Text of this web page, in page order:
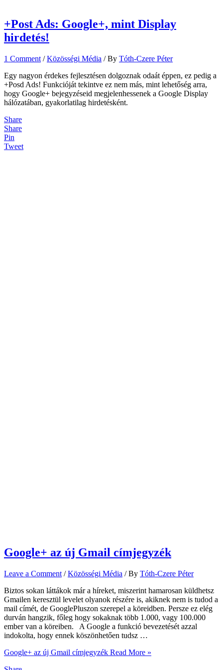
+Post Ads: Google+, mint Display
hirdetés!
1 Comment /Közösségi Média / By Tóth-Czere Péter
Egy nagyon érdekes fejlesztésen dolgoznak odaát éppen, ez pedig a
+Posd Ads! Funkcióját tekintve ez nem más, mint lehetőség arra,
hogy Google+ bejegyzéseid megjelenhessenek a Google Display
hálózatában, gyakorlatilag hirdetésként.
Share
Share
Pin
Tweet
Google+ az új Gmail címjegyzék
Leave a Comment /Közösségi Média / By Tóth-Czere Péter
Biztos sokan láttákok már a híreket, miszerint hamarosan küldhetsz
Gmailen keresztül levelet olyanok részére is, akiknek nem is tudod a
mail címét, de GooglePluszon szerepel a köreidben. Persze ez elég
durván hangzik, főleg hogy sokaknak több 1.000, vagy 100.000
ember van a köreiben. A Google a funkció bevezetését azzal
indokolta, hogy ennek köszönhetően tudsz …
Google+ az új Gmail címjegyzék Read More »